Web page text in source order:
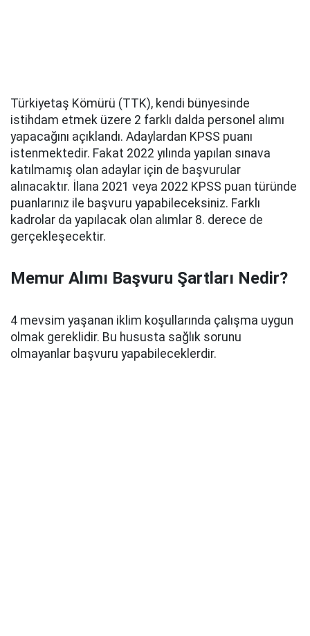
Türkiyetaş Kömürü (TTK), kendi bünyesinde
istihdam etmek üzere 2 farklı dalda personel alımı
yapacağını açıklandı. Adaylardan KPSS puanı
istenmektedir. Fakat 2022 yılında yapılan sınava
katılmamış olan adaylar için de başvurular
alınacaktır. İlana 2021 veya 2022 KPSS puan türünde
puanlarınız ile başvuru yapabileceksiniz. Farklı
kadrolar da yapılacak olan alımlar 8. derece de
gerçekleşecektir.
Memur Alımı Başvuru Şartları Nedir?
4 mevsim yaşanan iklim koşullarında çalışma uygun
olmak gereklidir. Bu hususta sağlık sorunu
olmayanlar başvuru yapabileceklerdir.